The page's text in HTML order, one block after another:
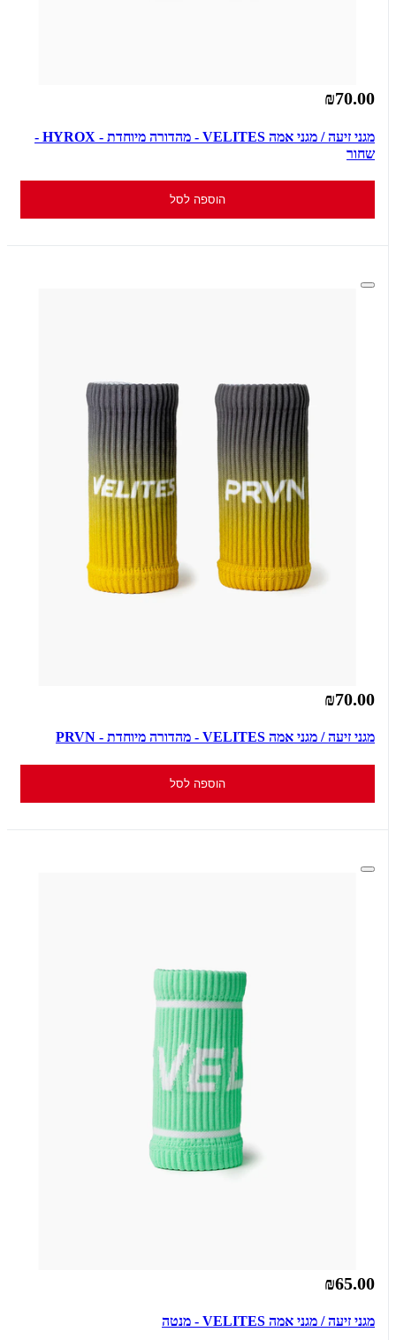
₪70.00
מגני זיעה / מגני אמה VELITES - מהדורה מיוחדת - HYROX -
שחור
הוספה לסל
₪70.00
מגני זיעה / מגני אמה VELITES - מהדורה מיוחדת - PRVN
הוספה לסל
₪65.00
מגני זיעה / מגני אמה VELITES - מנטה